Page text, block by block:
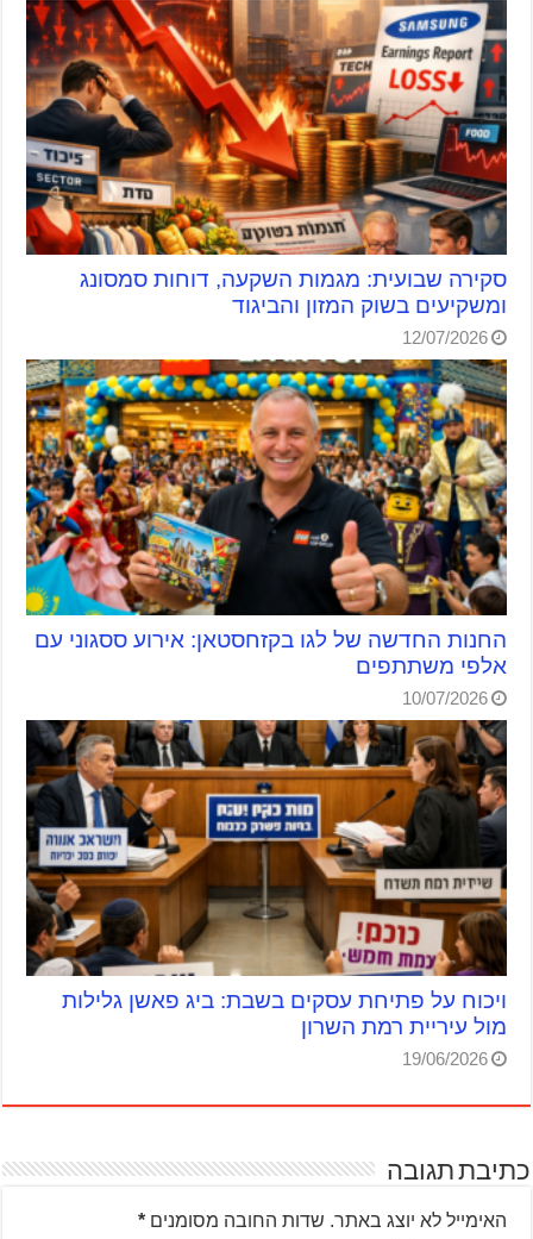
סקירה שבועית: מגמות השקעה, דוחות סמסונג
ומשקיעים בשוק המזון והביגוד
12/07/2026
החנות החדשה של לגו בקזחסטאן: אירוע ססגוני עם
אלפי משתתפים
10/07/2026
ויכוח על פתיחת עסקים בשבת: ביג פאשן גלילות
מול עיריית רמת השרון
19/06/2026
כתיבת תגובה
האימייל לא יוצג באתר. שדות החובה מסומנים*